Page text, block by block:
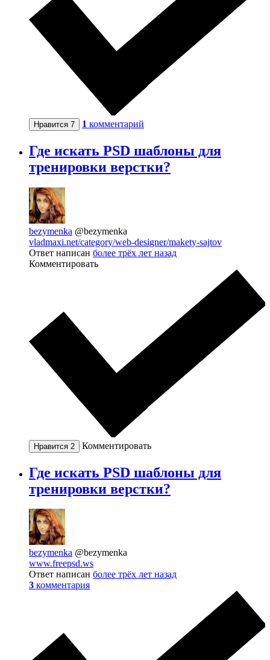
Нравится 7 1 комментарий
Где искать PSD шаблоны для
тренировки верстки?
bezymenka @bezymenka
vladmaxi.net/category/web-designer/makety-sajtov
Ответ написан более трёх лет назад
Комментировать
Нравится 2 Комментировать
Где искать PSD шаблоны для
тренировки верстки?
bezymenka @bezymenka
www.freepsd.ws
Ответ написан более трёх лет назад
3 комментария